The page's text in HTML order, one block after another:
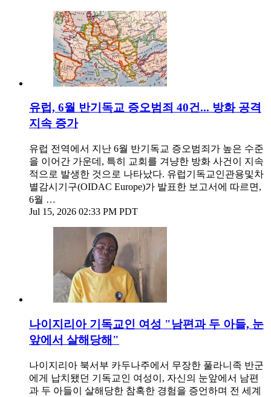
유럽, 6월 반기독교 증오범죄 40건... 방화 공격
지속 증가
유럽 전역에서 지난 6월 반기독교 증오범죄가 높은 수준
을 이어간 가운데, 특히 교회를 겨냥한 방화 사건이 지속
적으로 발생한 것으로 나타났다. 유럽기독교인관용및차
별감시기구(OIDAC Europe)가 발표한 보고서에 따르면,
6월 …
Jul 15, 2026 02:33 PM PDT
나이지리아 기독교인 여성 "남편과 두 아들, 눈
앞에서 살해당해"
나이지리아 북서부 카두나주에서 무장한 풀라니족 반군
에게 납치됐던 기독교인 여성이, 자신의 눈앞에서 남편
과 두 아들이 살해당한 참혹한 경험을 증언하며 전 세계